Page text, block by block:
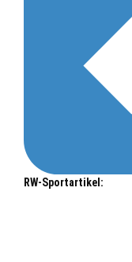
RW-Sportartikel: